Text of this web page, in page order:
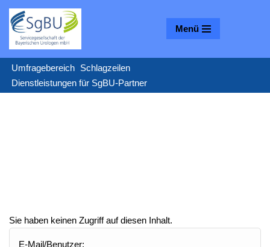
Zum
Inhalt
springen
Menü
Umfragebereich Schlagzeilen
Dienstleistungen für SgBU-Partner
Sie haben keinen Zugriff auf diesen Inhalt.
E-Mail/Benutzer: